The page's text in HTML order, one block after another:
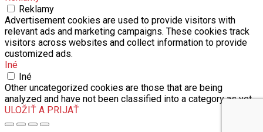
Reklamy
Advertisement cookies are used to provide visitors with
relevant ads and marketing campaigns. These cookies track
visitors across websites and collect information to provide
customized ads.
Iné
Iné
Other uncategorized cookies are those that are being
analyzed and have not been classified into a category as yet.
ULOŽIŤ A PRIJAŤ